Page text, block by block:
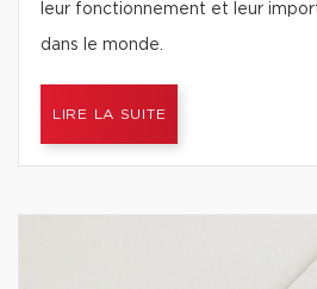
leur fonctionnement et leur
dans le monde.
LIRE LA SUITE